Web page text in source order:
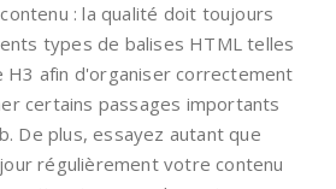
: la qualité doit toujours
types de balises HTML telles
H3 afin d'organiser correctement
certains passages importants
De plus, essayez autant que
régulièrement votre contenu